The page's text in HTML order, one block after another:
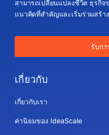
สามารถเปลี่ยนแปลงชีวิต ธุรกิ
แนวคิดที่สำคัญและเริ่มร่วมสร้า
รับก
เกี่ยวกับ
เกี่ยวกับเรา
ค่านิยมของ IdeaScale